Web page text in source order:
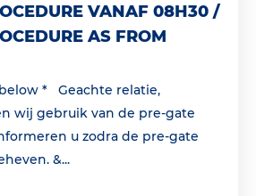
VANAF 08H30 /
AS FROM
* Geachte relatie,
wij gebruik van de pre-gate
u zodra de pre-gate
&...